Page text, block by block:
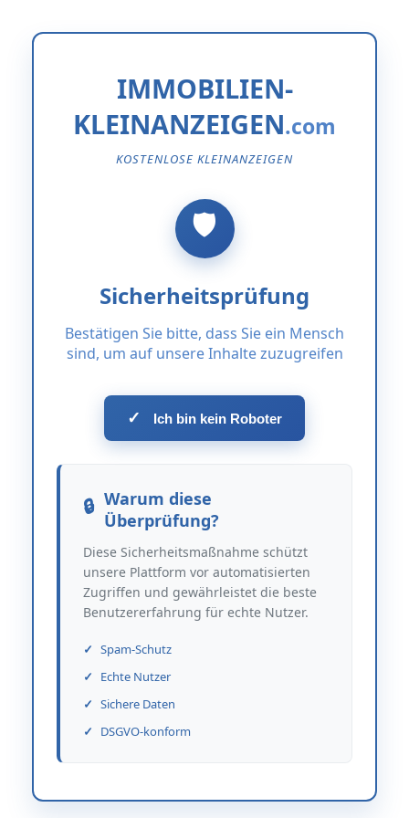
IMMOBILIEN-
KLEINANZEIGEN
KOSTENLOSE KLEINANZEIGEN
Sicherheitsprüfung
Bestätigen Sie bitte, dass Sie ein Mensch
sind, um auf unsere Inhalte zuzugreifen
✓ Ich bin kein Roboter
Warum diese
Überprüfung?
Diese Sicherheitsmaßnahme schützt
unsere Plattform vor automatisierten
Zugriffen und gewährleistet die beste
Benutzererfahrung für echte Nutzer.
Spam-Schutz
Echte Nutzer
Sichere Daten
DSGVO-konform